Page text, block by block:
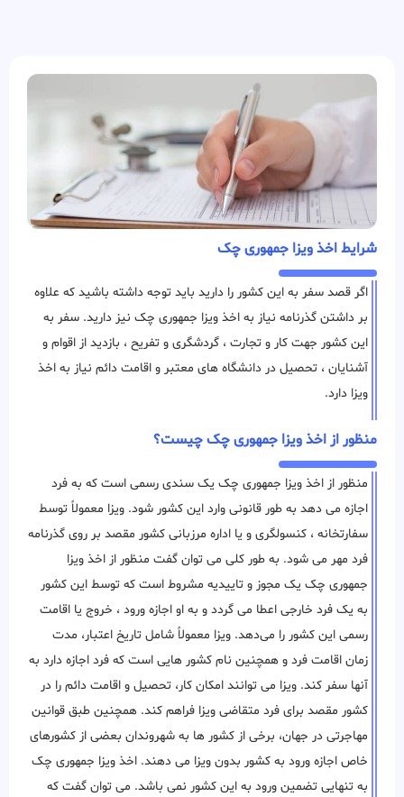
شرایط اخذ ویزا جمهوری چک
اگر قصد سفر به این کشور را دارید باید توجه داشته باشید که علاوه
بر داشتن گذرنامه نیاز به اخذ ویزا جمهوری چک نیز دارید. سفر به
این کشور جهت کار و تجارت ، گردشگری و تفریح ، بازدید از اقوام و
آشنایان ، تحصیل در دانشگاه های معتبر و اقامت دائم نیاز به اخذ
ویزا دارد.
منظور از اخذ ویزا جمهوری چک چیست؟
منظور از اخذ ویزا جمهوری چک یک سندی رسمی است که به فرد
اجازه می دهد به طور قانونی وارد این کشور شود. ویزا معمولاً توسط
سفارتخانه ، کنسولگری و یا اداره مرزبانی کشور مقصد بر روی گذرنامه
فرد مهر می شود. به طور کلی می توان گفت منظور از اخذ ویزا
جمهوری چک یک مجوز و تاییدیه مشروط است که توسط این کشور
به یک فرد خارجی اعطا می ‌گردد و به او اجازه ورود ، خروج یا اقامت
رسمی این کشور را می‌دهد. ویزا معمولاً شامل تاریخ اعتبار، مدت
زمان اقامت فرد و همچنین نام کشور هایی است که فرد اجازه دارد به
آنها سفر کند. ویزا می توانند امکان کار، تحصیل و اقامت دائم را در
کشور مقصد برای فرد متقاضی ویزا فراهم کند. همچنین طبق قوانین
مهاجرتی در جهان، برخی از کشور ها به شهروندان بعضی از کشورهای
خاص اجازه ورود به کشور بدون ویزا می دهند. اخذ ویزا جمهوری چک
به تنهایی تضمین ورود به این کشور نمی باشد. می توان گفت که